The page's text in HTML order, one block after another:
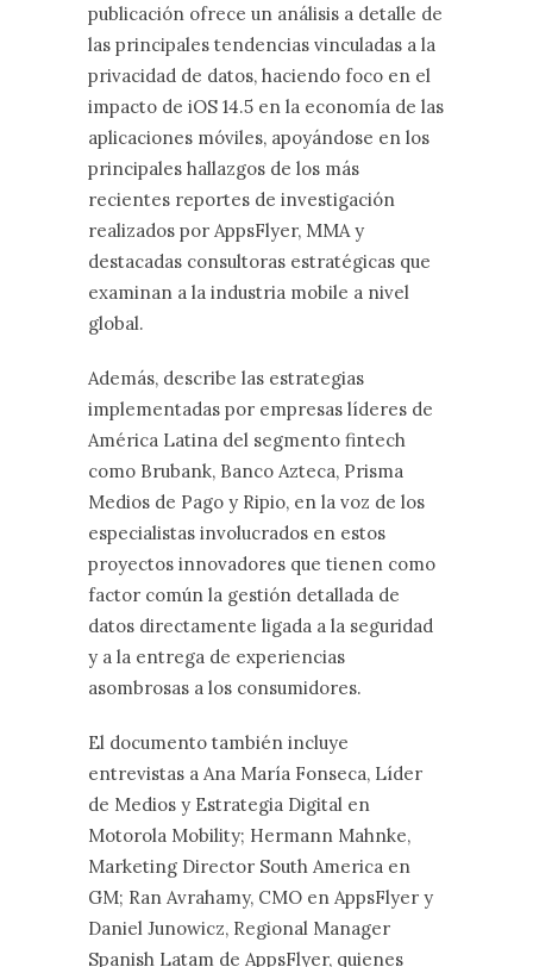
publicación ofrece un análisis a detalle de
las principales tendencias vinculadas a la
privacidad de datos, haciendo foco en el
impacto de iOS 14.5 en la economía de las
aplicaciones móviles, apoyándose en los
principales hallazgos de los más
recientes reportes de investigación
realizados por AppsFlyer, MMA y
destacadas consultoras estratégicas que
examinan a la industria mobile a nivel
global.
Además, describe las estrategias
implementadas por empresas líderes de
América Latina del segmento fintech
como Brubank, Banco Azteca, Prisma
Medios de Pago y Ripio, en la voz de los
especialistas involucrados en estos
proyectos innovadores que tienen como
factor común la gestión detallada de
datos directamente ligada a la seguridad
y a la entrega de experiencias
asombrosas a los consumidores.
El documento también incluye
entrevistas a Ana María Fonseca, Líder
de Medios y Estrategia Digital en
Motorola Mobility; Hermann Mahnke,
Marketing Director South America en
GM; Ran Avrahamy, CMO en AppsFlyer y
Daniel Junowicz, Regional Manager
Spanish Latam de AppsFlyer, quienes